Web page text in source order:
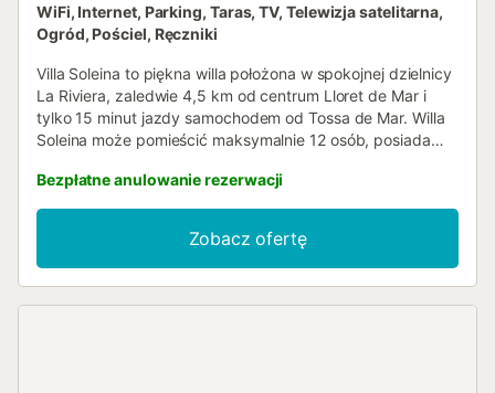
WiFi, Internet, Parking, Taras, TV, Telewizja satelitarna,
Ogród, Pościel, Ręczniki
Villa Soleina to piękna willa położona w spokojnej dzielnicy
La Riviera, zaledwie 4,5 km od centrum Lloret de Mar i
tylko 15 minut jazdy samochodem od Tossa de Mar. Willa
Soleina może pomieścić maksymalnie 12 osób, posiada
połączonych zewnętrznymi schodami. W górnej części
domu znajduje się salon z jadalnią, w pełni wyposażona
otwarta kuchnia, 3 sypialnie z podwójnymi łóżkami i 2
łazienki z prysznicem. Z górnej części domu jest
bezpośredni dostęp do strefy zewnętrznej, basenu i strefy
Bezpłatne anulowanie rezerwacji
Zobacz ofertę